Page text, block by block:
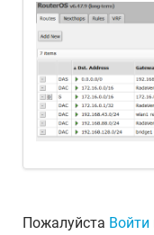
Пожалуйста Войти